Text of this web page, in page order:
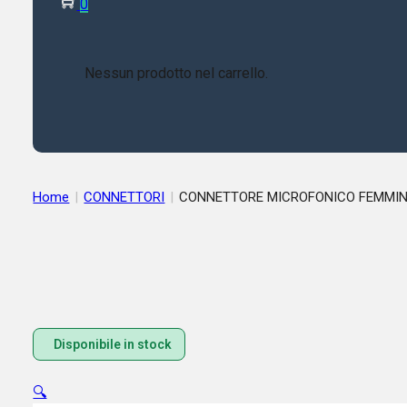
0
Nessun prodotto nel carrello.
Home | CONNETTORI | CONNETTORE MICROFONICO
Disponibile in stock
🔍